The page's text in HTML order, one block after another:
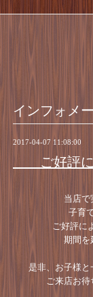
インフォメ
2017-04-07 11:08:00
ご好評に
当店で
子育
ご好評に
期間を
是非、お子様
ご来店お